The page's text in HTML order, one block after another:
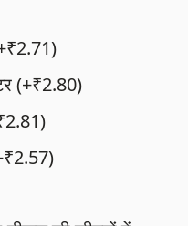
(+₹2.80)